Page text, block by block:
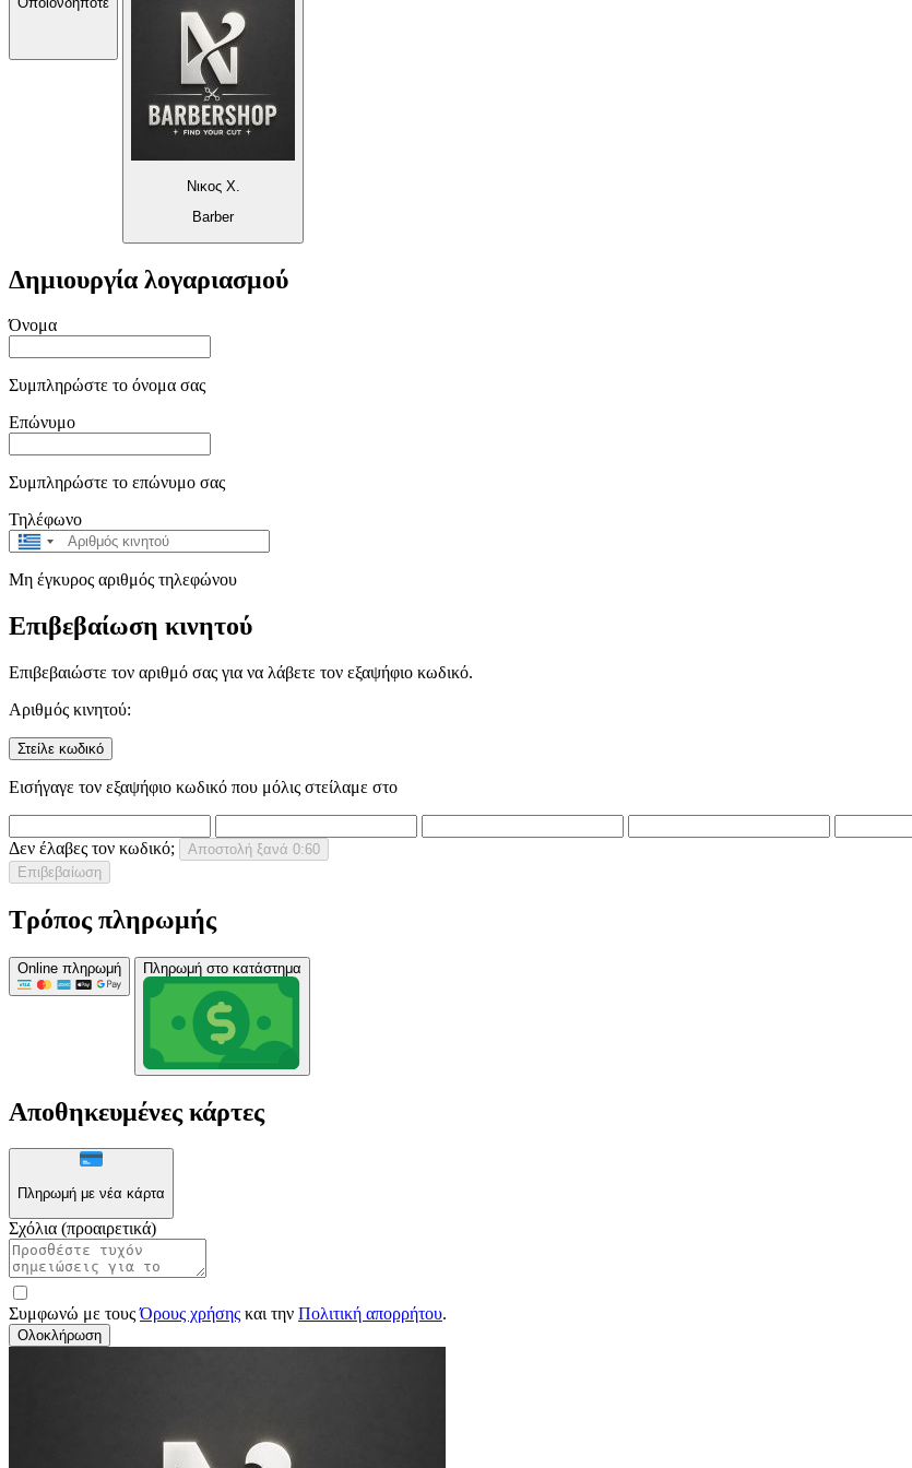
Νικος Χ.
Barber
Δημιουργία λογαριασμού
Όνομα
Συμπληρώστε το όνομα σας
Επώνυμο
Συμπληρώστε το επώνυμο σας
Τηλέφωνο
Greece
Μη έγκυρος αριθμός τηλεφώνου
Επιβεβαίωση κινητού
Επιβεβαιώστε τον αριθμό σας για να λάβετε τον εξαψήφιο κωδικό.
Αριθμός κινητού:
Στείλε κωδικό
Εισήγαγε τον εξαψήφιο κωδικό που μόλις στείλαμε στο
Δεν έλαβες τον κωδικό; Αποστολή ξανά 0:60
Επιβεβαίωση
Τρόπος πληρωμής
Online πληρωμή Πληρωμή στο κατάστημα
Αποθηκευμένες κάρτες
Πληρωμή με νέα κάρτα
Σχόλια (προαιρετικά)
Συμφωνώ με τουςΌρους χρήσης και την Πολιτική απορρήτου.
Ολοκλήρωση